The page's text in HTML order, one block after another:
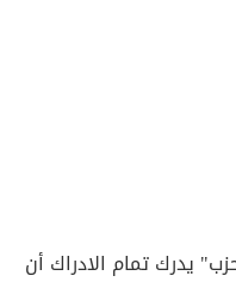
يدرك تمام الادراك أن